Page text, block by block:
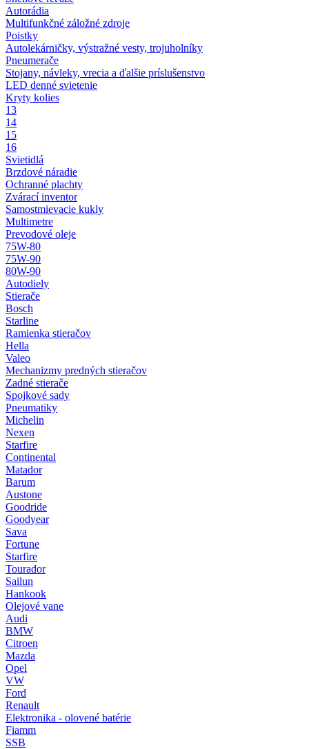
Autorádia
Multifunkčné záložné zdroje
Poistky
Autolekárničky, výstražné vesty, trojuholníky
Pneumerače
Stojany, návleky, vrecia a ďalšie príslušenstvo
LED denné svietenie
Kryty kolies
13
14
15
16
Svietidlá
Brzdové náradie
Ochranné plachty
Zvárací inventor
Samostmievacie kukly
Multimetre
Prevodové oleje
75W-80
75W-90
80W-90
Autodiely
Stierače
Bosch
Starline
Ramienka stieračov
Hella
Valeo
Mechanizmy predných stieračov
Zadné stierače
Spojkové sady
Pneumatiky
Michelin
Nexen
Starfire
Continental
Matador
Barum
Austone
Goodride
Goodyear
Sava
Fortune
Starfire
Tourador
Sailun
Hankook
Olejové vane
Audi
BMW
Citroen
Mazda
Opel
VW
Ford
Renault
Elektronika - olovené batérie
Fiamm
SSB